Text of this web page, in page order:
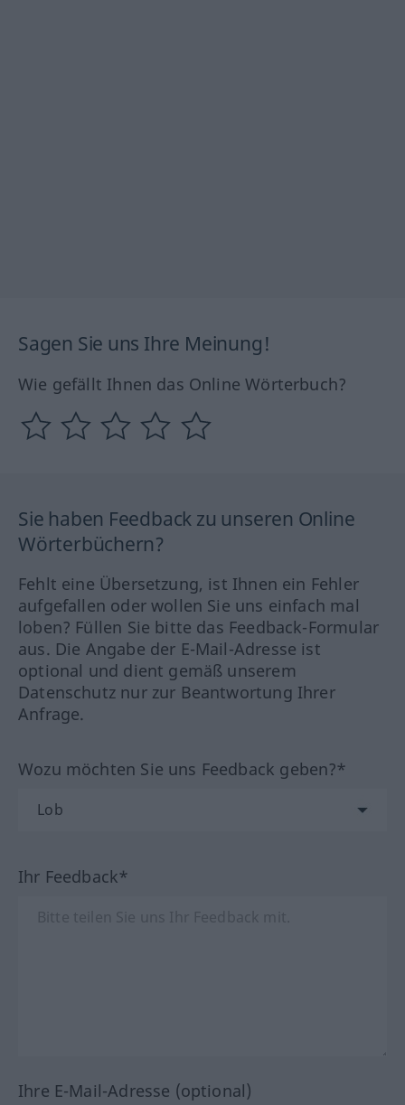
Sagen Sie uns Ihre Meinung!
Wie gefällt Ihnen das Online Wörterbuch?
Sie haben Feedback zu unseren Online
Wörterbüchern?
Fehlt eine Übersetzung, ist Ihnen ein Fehler
aufgefallen oder wollen Sie uns einfach mal
loben? Füllen Sie bitte das Feedback-Formular
aus. Die Angabe der E-Mail-Adresse ist
optional und dient gemäß unserem
Datenschutz nur zur Beantwortung Ihrer
Anfrage.
Wozu möchten Sie uns Feedback geben?*
Ihr Feedback*
Ihre E-Mail-Adresse (optional)